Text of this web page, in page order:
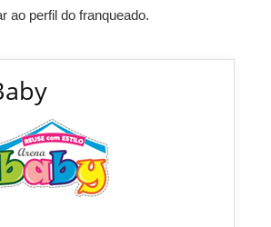
ao perfil do franqueado.